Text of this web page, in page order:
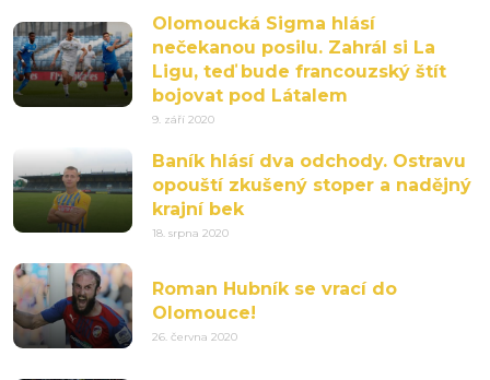
Olomoucká Sigma hlásí
nečekanou posilu. Zahrál si La
Ligu, teď bude francouzský štít
bojovat pod Látalem
9. září 2020
Baník hlásí dva odchody. Ostravu
opouští zkušený stoper a nadějný
krajní bek
18. srpna 2020
Roman Hubník se vrací do
Olomouce!
26. června 2020